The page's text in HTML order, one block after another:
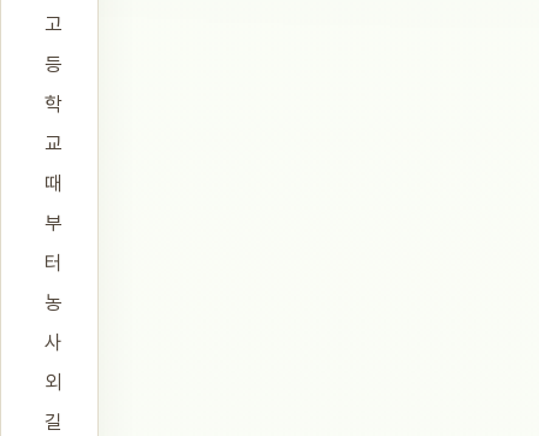
고
등
학
교
때
부
터
농
사
외
길